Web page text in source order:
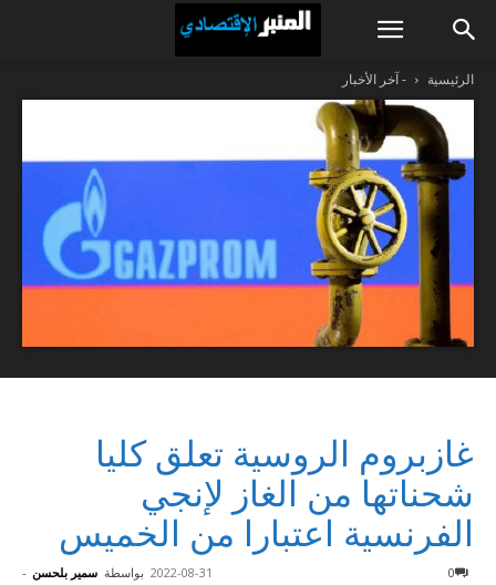
الرئيسية - آخر الأخبار
غازبروم الروسية تعلق كليا
شحناتها من الغاز لإنجي
الفرنسية اعتبارا من الخميس
بواسطة سمير بلحسن - 2022-08-31 0